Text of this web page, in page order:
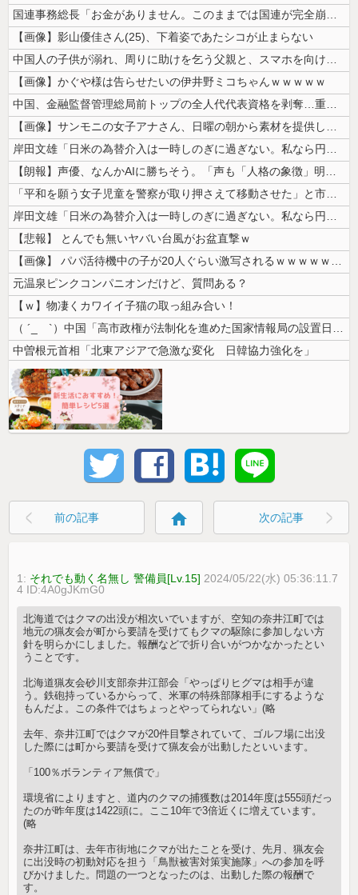
国連事務総長「お金がありません。このままでは国連が完全崩壊します。助け...
【画像】影山優佳さん(25)、下着姿であたシコが止まらない
中国人の子供が溺れ、周りに助けを乞う父親と、スマホを向けてインプレ稼ぎ...
【画像】かぐや様は告らせたいの伊井野ミコちゃんｗｗｗｗｗ
中国、金融監督管理総局前トップの全人代代表資格を剥奪…重大な規律違反で...
【画像】サンモニの女子アナさん、日曜の朝から素材を提供してしまう
岸田文雄「日米の為替介入は一時しのぎに過ぎない。私なら円を強くすること...
【朗報】声優、なんかAIに勝ちそう。「声も「人格の象徴」明記、法務省」
「平和を願う女子児童を警察が取り押さえて移動させた」と市民団体が告発、...
岸田文雄「日米の為替介入は一時しのぎに過ぎない。私なら円を強くすること...
【悲報】 とんでも無いヤバい台風がお盆直撃ｗ
【画像】 パパ活待機中の子が20人ぐらい激写されるｗｗｗｗｗｗｗｗｗｗ...
元温泉ピンクコンパニオンだけど、質問ある？
【ｗ】物凄くカワイイ子猫の取っ組み合い！
（ ´_ゝ`）中国「高市政権が法制化を進めた国家情報局の設置日が7月3...
中曽根元首相「北東アジアで急激な変化 日韓協力強化を」
前の記事 home 次の記事
1: それでも動く名無し 警備員[Lv.15] 2024/05/22(水) 05:36:11.7
4 ID:4A0gJKmG0
北海道ではクマの出没が相次いでいますが、空知の奈井江町では
地元の猟友会が町から要請を受けてもクマの駆除に参加しない方
針を明らかにしました。報酬などで折り合いがつかなかったとい
うことです。
北海道猟友会砂川支部奈井江部会「やっぱりヒグマは相手が違
う。鉄砲持っているからって、米軍の特殊部隊相手にするような
もんだよ。この条件ではちょっとやってられない」(略
去年、奈井江町ではクマが20件目撃されていて、ゴルフ場に出没
した際には町から要請を受けて猟友会が出動したといいます。
「100％ボランティア無償で」
環境省によりますと、道内のクマの捕獲数は2014年度は555頭だっ
たのが昨年度は1422頭に。ここ10年で3倍近くに増えています。
(略
奈井江町は、去年市街地にクマが出たことを受け、先月、猟友会
に出没時の初動対応を担う「鳥獣被害対策実施隊」への参加を呼
びかけました。問題の一つとなったのは、出動した際の報酬で
す。